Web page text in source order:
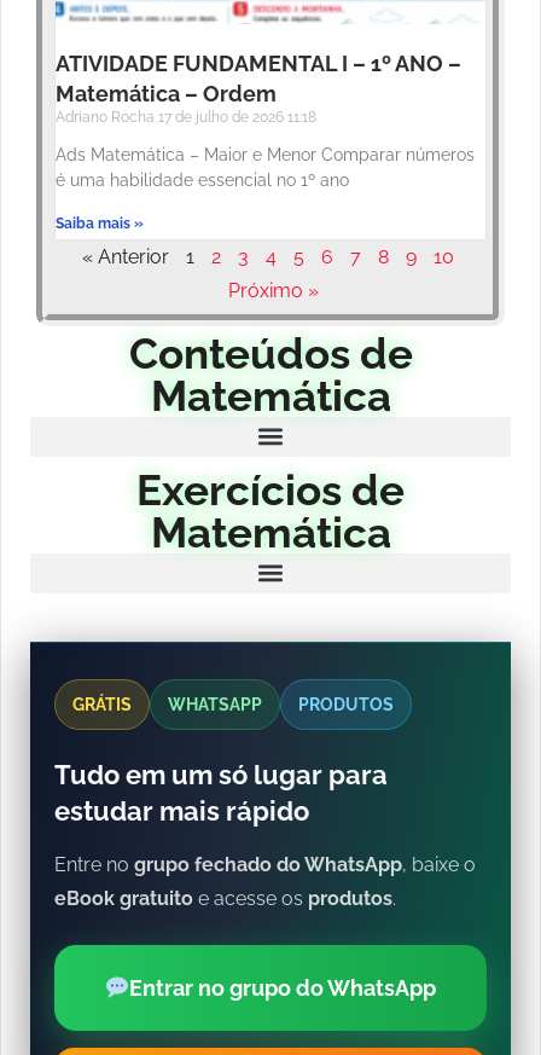
ATIVIDADE FUNDAMENTAL I – 1º ANO –
Matemática – Ordem
Adriano Rocha 17 de julho de 2026 11:18
Ads Matemática – Maior e Menor Comparar números
é uma habilidade essencial no 1º ano
Saiba mais »
« Anterior 1 2 3 4 5 6 7 8 9
10
Próximo »
Conteúdos de
Matemática
Exercícios de
Matemática
GRÁTIS WHATSAPP PRODUTOS
Tudo em um só lugar para
estudar mais rápido
Entre no grupo fechado do WhatsApp, baixe o
eBook gratuito e acesse os produtos.
Entrar no grupo do WhatsApp